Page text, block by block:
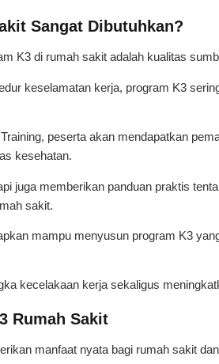
Sangat Dibutuhkan?
K3 di rumah sakit adalah kualitas
keselamatan kerja, program K3
peserta akan mendapatkan
kesehatan.
juga memberikan panduan praktis
sakit.
mampu menyusun program K3
kecelakaan kerja sekaligus
Rumah Sakit
manfaat nyata bagi rumah sakit